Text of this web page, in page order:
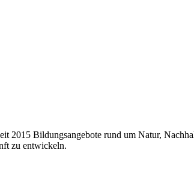
2015 Bildungsangebote rund um Natur,
zu entwickeln.